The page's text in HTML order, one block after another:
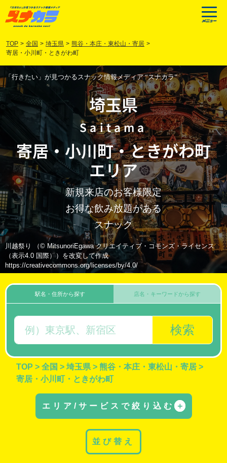
TOP > 全国 > 埼玉県 > 熊谷・本庄・東松山・寄居 >
寄居・小川町・ときがわ町
「行きたい」が見つかるスナック情報メディア “スナカラ”
埼玉県
Saitama
寄居・ 小川町・ときがわ町
エリア
新規来店のお客様限定
お得な飲み放題がある
スナック
川越祭り （© MitsunoriEgawa クリエイティブ・コモンズ・ライセンス
（表示4.0 国際））を改変して作成
https://creativecommons.org/licenses/by/4.0/
駅名・住所から探す
検索
店名・キーワードから探す
TOP > 全国 > 埼玉県 > 熊谷・本庄・東松山・寄居 >
寄居・小川町・ときがわ町
エリア/サービスで絞り込む ＋
並び替え